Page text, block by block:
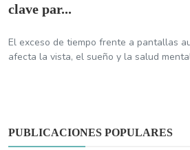
clave par...
El exceso de tiempo frente a pantallas
afecta la vista, el sueño y la salud
PUBLICACIONES POPULARES